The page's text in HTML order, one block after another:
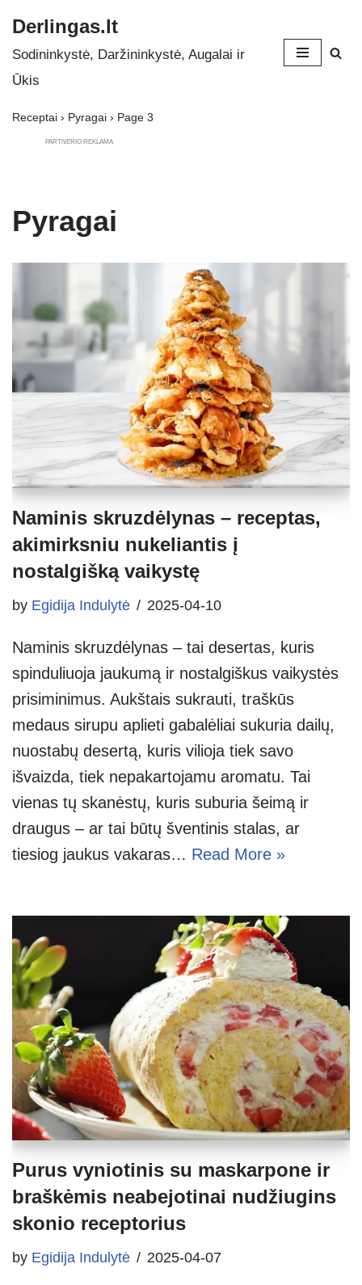
Skip
to
Derlingas.lt
Sodininkystė, Daržininkystė, Augalai ir
Ūkis
Receptai › Pyragai › Page 3
PARTNERIO REKLAMA
Pyragai
Naminis skruzdėlynas – receptas,
akimirksniu nukeliantis į
nostalgišką vaikystę
by Egidija Indulytė 2025-04-10
Naminis skruzdėlynas – tai desertas, kuris
spinduliuoja jaukumą ir nostalgiškus vaikystės
prisiminimus. Aukštais sukrauti, traškūs
medaus sirupu aplieti gabalėliai sukuria dailų,
nuostabų desertą, kuris vilioja tiek savo
išvaizda, tiek nepakartojamu aromatu. Tai
vienas tų skanėstų, kuris suburia šeimą ir
draugus – ar tai būtų šventinis stalas, ar
tiesiog jaukus vakaras… Read More »
Purus vyniotinis su maskarpone ir
braškėmis neabejotinai nudžiugins
skonio receptorius
by Egidija Indulytė 2025-04-07